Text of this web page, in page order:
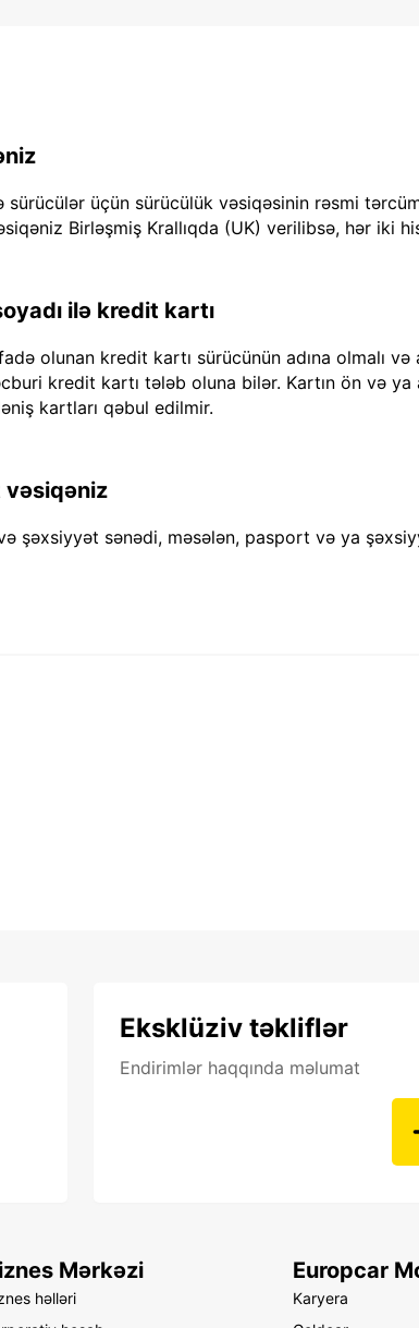
sürücülər üçün sürücülük vəsiqəsinin rəsmi
Birləşmiş Krallıqda (UK) verilibsə, hər iki
ilə kredit kartı
olunan kredit kartı sürücünün adına olmalı
kredit kartı tələb oluna bilər. Kartın ön və
kartları qəbul edilmir.
vəsiqəniz
şəxsiyyət sənədi, məsələn, pasport və ya
Eksklüziv təkliflər
Endirimlər haqqında məlumat
Mərkəzi
həlləri
Europcar
Karyera